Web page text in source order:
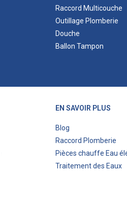
Raccord Multicouche
Outillage Plomberie
Douche
Ballon Tampon
EN SAVOIR PLUS
Blog
Raccord Plomberie
Pièces chauffe Eau
Traitement des Eaux